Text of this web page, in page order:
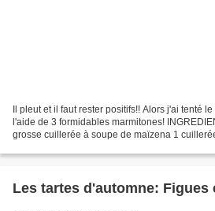
Il pleut et il faut rester positifs!! Alors j'ai tenté
l'aide de 3 formidables marmitones!
grosse cuillerée à soupe de maïzena 1
Les tartes d'automne: Figues